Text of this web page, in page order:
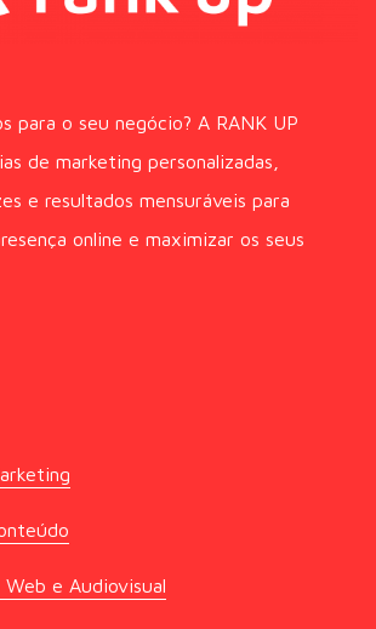
para o seu negócio? A RANK UP
de marketing personalizadas,
e resultados mensuráveis para
online e maximizar os seus
e Audiovisual